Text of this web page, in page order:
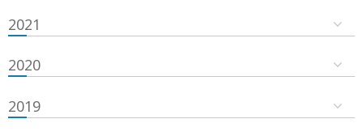
2021
2020
2019